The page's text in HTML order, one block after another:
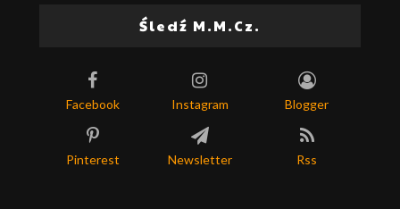
Śledź M.M.Cz.
Facebook Instagram Blogger
Pinterest Newsletter Rss